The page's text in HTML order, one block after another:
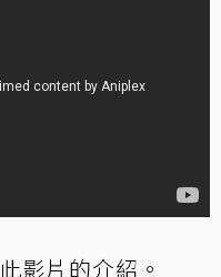
影片的介紹。